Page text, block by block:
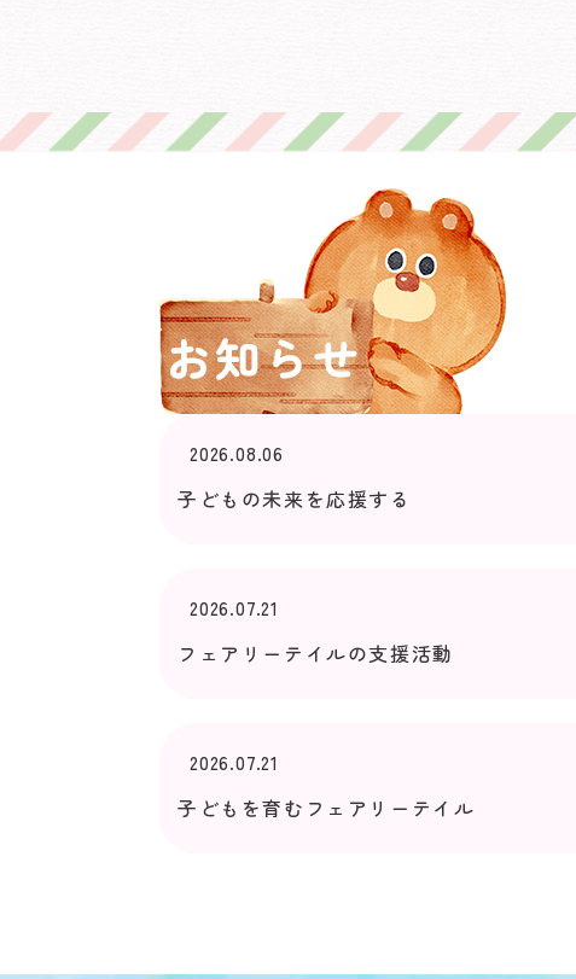
2026.08.06
子どもの未来を応援する
2026.07.21
フェアリーテイルの支援活動
2026.07.21
子どもを育むフェアリーテイル